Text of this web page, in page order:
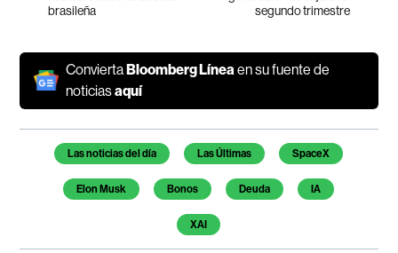
brasileña
segundo trimestre
ConviertaBloomberg Línea en su fuente de
noticiasaquí
Temas de este artículo
Las noticias del día Las Últimas SpaceX
Elon Musk Bonos Deuda IA
XAI